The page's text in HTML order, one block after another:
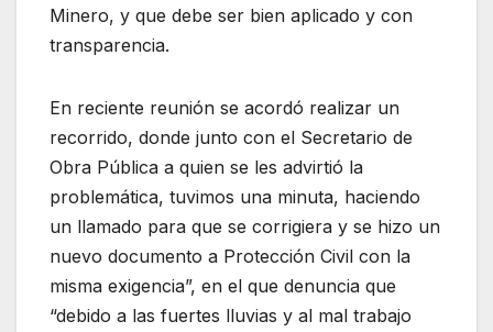
Minero, y que debe ser bien aplicado y con
transparencia.
En reciente reunión se acordó realizar un
recorrido, donde junto con el Secretario de
Obra Pública a quien se les advirtió la
problemática, tuvimos una minuta, haciendo
un llamado para que se corrigiera y se hizo un
nuevo documento a Protección Civil con la
misma exigencia”, en el que denuncia que
“debido a las fuertes lluvias y al mal trabajo